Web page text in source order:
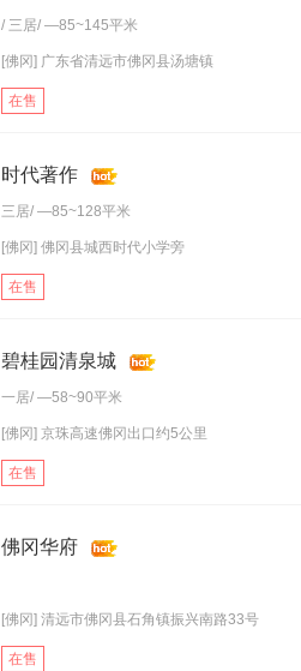
/ 三居/ —85~145平米
[佛冈] 广东省清远市佛冈县汤塘镇
在售
时代著作
三居/ —85~128平米
[佛冈] 佛冈县城西时代小学旁
在售
碧桂园清泉城
一居/ —58~90平米
[佛冈] 京珠高速佛冈出口约5公里
在售
佛冈华府
[佛冈] 清远市佛冈县石角镇振兴南路33号
在售